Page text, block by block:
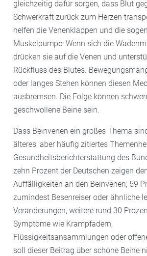
gleichzeitig dafür sorgen, dass Blut
Schwerkraft zurück zum Herzen
helfen die Venenklappen und die
Muskelpumpe: Wenn sich die
drücken sie auf die Venen und
Rückfluss des Blutes.
oder langes Stehen können diesen
ausbremsen. Die Folge können
geschwollene Beine sein.
Dass Beinvenen ein großes Thema
älteres, aber häufig zitiertes
Gesundheitsberichterstattung des
zehn Prozent der Deutschen zeigen
Auffälligkeiten an den Beinvenen; 59
zumindest Besenreiser oder ähnliche
Veränderungen, weitere rund 30
Symptome wie Krampfadern,
Flüssigkeitsansammlungen oder
soll dieser Beitrag über schöne Beine